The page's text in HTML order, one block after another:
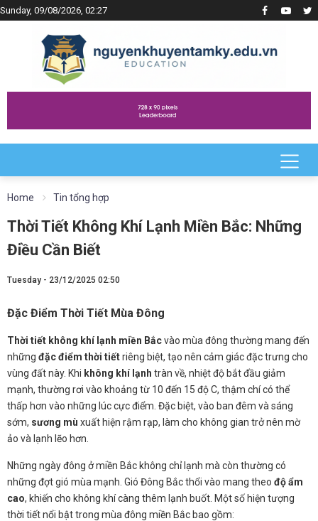
Sunday, 09/08/2026, 02:27
Home Tin tổng hợp
Thời Tiết Không Khí Lạnh Miền Bắc: Những
Điều Cần Biết
Tuesday - 23/12/2025 02:50
Đặc Điểm Thời Tiết Mùa Đông
Thời tiết không khí lạnh miền Bắcvào mùa đông thường mang đến
những đặc điểm thời tiếtriêng biệt, tạo nên cảm giác đặc trưng cho
vùng đất này. Khi không khí lạnh tràn về, nhiệt độ bắt đầu giảm
mạnh, thường rơi vào khoảng từ 10 đến 15 độ C, thậm chí có thể
thấp hơn vào những lúc cực điểm. Đặc biệt, vào ban đêm và sáng
sớm, sương mù xuất hiện rậm rạp, làm cho không gian trở nên mờ
ảo và lạnh lẽo hơn.
Những ngày đông ở miền Bắc không chỉ lạnh mà còn thường có
những đợt gió mùa mạnh. Gió Đông Bắc thổi vào mang theo độ ẩm
cao, khiến cho không khí càng thêm lạnh buốt. Một số hiện tượng
thời tiết nổi bật trong mùa đông miền Bắc bao gồm: